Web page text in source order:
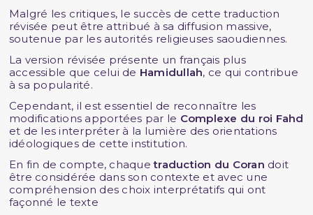
Malgré les critiques, le succès de cette traduction
révisée peut être attribué à sa diffusion massive,
soutenue par les autorités religieuses saoudiennes.
La version révisée présente un français plus
accessible que celui de Hamidullah, ce qui contribue
à sa popularité.
Cependant, il est essentiel de reconnaître les
modifications apportées par le Complexe du roi Fahd
et de les interpréter à la lumière des orientations
idéologiques de cette institution.
En fin de compte, chaquetraduction du Coran doit
être considérée dans son contexte et avec une
compréhension des choix interprétatifs qui ont
façonné le texte